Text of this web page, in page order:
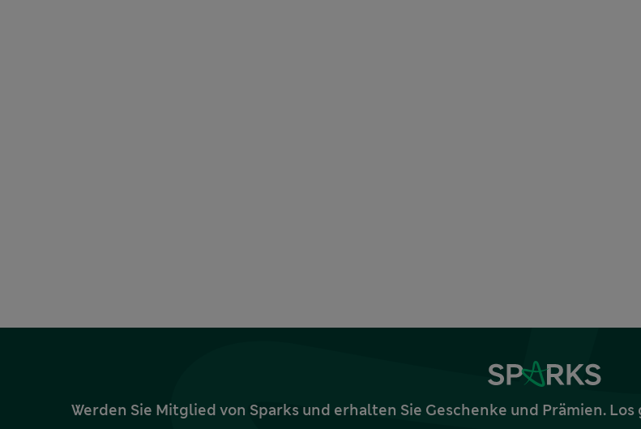
Werden Sie Mitglied von Sparks und erhalten Sie Geschenke und Prämien.